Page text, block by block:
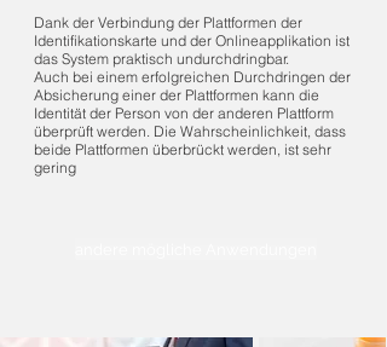
Dank der Verbindung der Plattformen der
Identifikationskarte und der Onlineapplikation ist
das System praktisch undurchdringbar.
Auch bei einem erfolgreichen Durchdringen der
Absicherung einer der Plattformen kann die
Identität der Person von der anderen Plattform
überprüft werden. Die Wahrscheinlichkeit, dass
beide Plattformen überbrückt werden, ist sehr
gering